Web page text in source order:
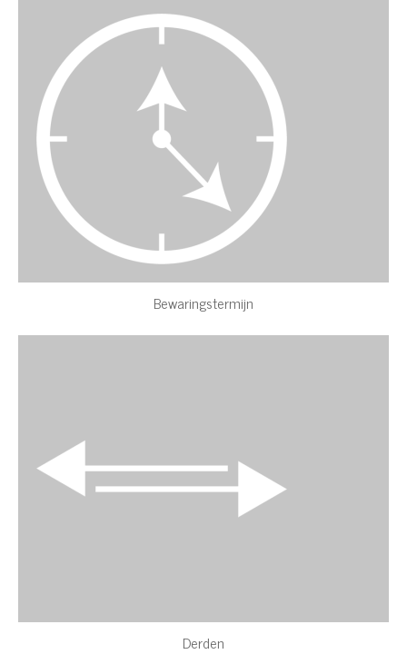
Bewaringstermijn
Derden